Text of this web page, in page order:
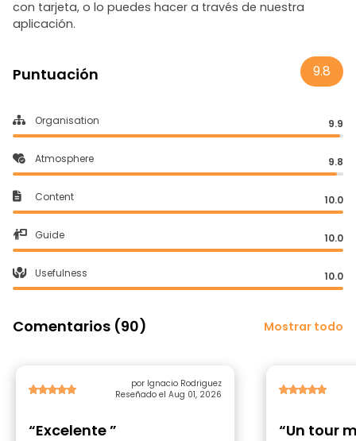
con tarjeta, o lo puedes hacer a través de nuestra
aplicación.
Puntuación 9.8
Organisation 9.9
Atmosphere 9.8
Content 10.0
Guide 10.0
Usefulness 10.0
Comentarios (90) Mostrar todo
por Ignacio Rodriguez
Reseñado el Aug 01, 2026
“Excelente ”
“Un tour